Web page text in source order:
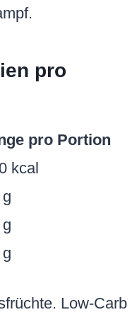
pro
pro Portion
kcal
Low-Carb